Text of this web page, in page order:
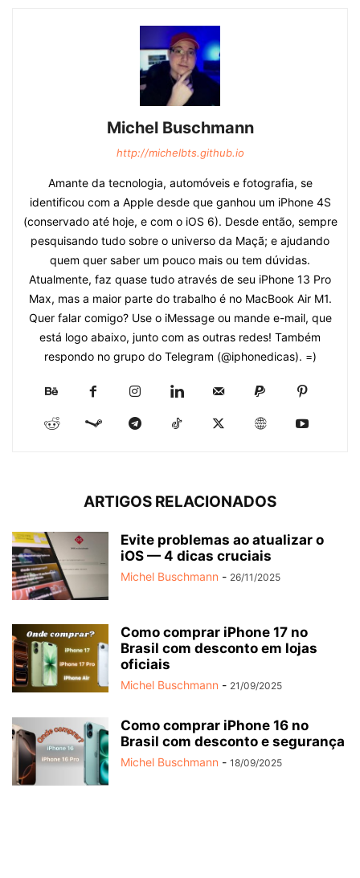
Michel Buschmann
http://michelbts.github.io
Amante da tecnologia, automóveis e fotografia, se
identificou com a Apple desde que ganhou um iPhone 4S
(conservado até hoje, e com o iOS 6). Desde então, sempre
pesquisando tudo sobre o universo da Maçã; e ajudando
quem quer saber um pouco mais ou tem dúvidas.
Atualmente, faz quase tudo através de seu iPhone 13 Pro
Max, mas a maior parte do trabalho é no MacBook Air M1.
Quer falar comigo? Use o iMessage ou mande e-mail, que
está logo abaixo, junto com as outras redes! Também
respondo no grupo do Telegram (@iphonedicas). =)
ARTIGOS RELACIONADOS
Evite problemas ao atualizar o
iOS — 4 dicas cruciais
Michel Buschmann - 26/11/2025
Como comprar iPhone 17 no
Brasil com desconto em lojas
oficiais
Michel Buschmann - 21/09/2025
Como comprar iPhone 16 no
Brasil com desconto e segurança
Michel Buschmann - 18/09/2025